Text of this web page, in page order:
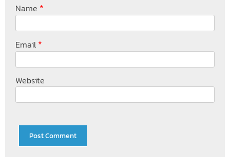
Name *
Email *
Website